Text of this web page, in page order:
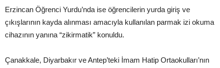
Erzincan Öğrenci Yurdu’nda ise öğrencilerin yurda giriş ve
çıkışlarının kayda alınması amacıyla kullanılan parmak izi okuma
cihazının yanına “zikirmatik” konuldu.
Çanakkale, Diyarbakır ve Antep’teki İmam Hatip Ortaokulları’nın